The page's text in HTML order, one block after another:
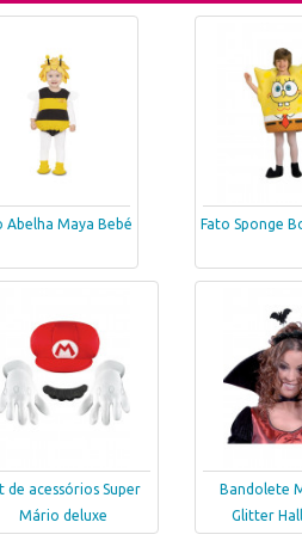
Abelha Maya Bebé Fato Sponge
de acessórios Super
Mário deluxe
Bandolete
Glitter